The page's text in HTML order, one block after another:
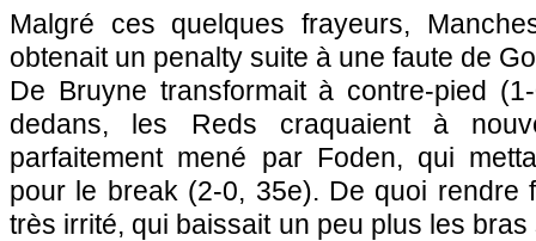
Malgré ces quelques frayeurs,
obtenait un penalty suite à une faute de
De Bruyne transformait à contre-pied
dedans, les Reds craquaient à
parfaitement mené par Foden, qui
pour le break (2-0, 35e). De quoi rendre
très irrité, qui baissait un peu plus les